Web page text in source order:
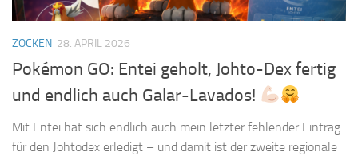
ZOCKEN 28. APRIL 2026
Pokémon GO: Entei geholt, Johto-Dex fertig
und endlich auch Galar-Lavados!
Mit Entei hat sich endlich auch mein letzter fehlender Eintrag
für den Johtodex erledigt – und damit ist der zweite regionale